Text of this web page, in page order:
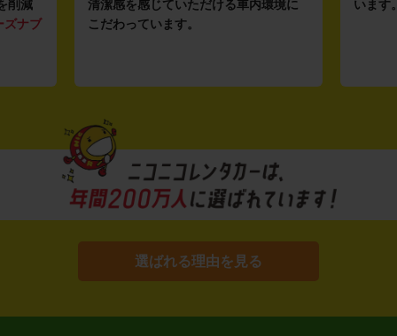
削減
ズナブ
清潔感を感じていただける車内環境に
こだわっています。
います
選ばれる理由を見る